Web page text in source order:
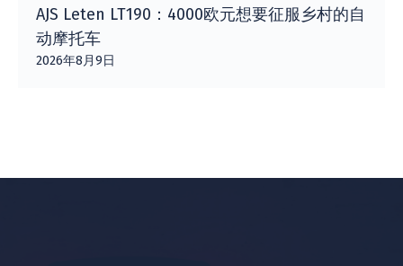
AJS Leten LT190：4000欧元想要征服乡村的自
动摩托车
2026年8月9日